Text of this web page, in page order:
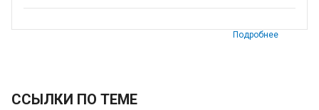
Подробнее
ССЫЛКИ ПО ТЕМЕ